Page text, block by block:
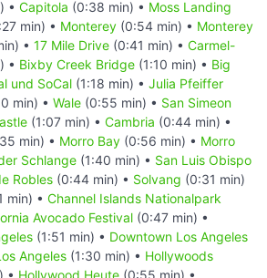
• Capitola (0:38 min) • Moss Landing
min) • Monterey (0:54 min) • Monterey
• 17 Mile Drive (0:41 min) • Carmel-
• Bixby Creek Bridge (1:10 min) • Big
und SoCal (1:18 min) • Julia Pfeiffer
min) • Wale (0:55 min) • San Simeon
(1:07 min) • Cambria (0:44 min) •
min) • Morro Bay (0:56 min) • Morro
Schlange (1:40 min) • San Luis Obispo
Robles (0:44 min) • Solvang (0:31 min)
min) • Channel Islands Nationalpark
Avocado Festival (0:47 min) •
(1:51 min) • Downtown Los Angeles
Angeles (1:30 min) • Hollywoods
• Hollywood Heute (0:55 min) •